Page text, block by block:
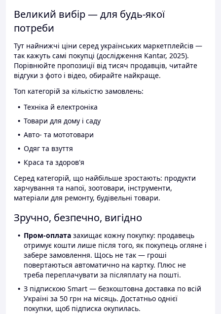
Великий вибір — для будь-якої
потреби
Тут найнижчі ціни серед українських маркетплейсів —
так кажуть самі покупці (дослідження Kantar, 2025).
Порівнюйте пропозиції від тисяч продавців, читайте
відгуки з фото і відео, обирайте найкраще.
Топ категорій за кількістю замовлень:
Техніка й електроніка
Товари для дому і саду
Авто- та мототовари
Одяг та взуття
Краса та здоров'я
Серед категорій, що найбільше зростають: продукти
харчування та напої, зоотовари, інструменти,
матеріали для ремонту, будівельні товари.
Зручно, безпечно, вигідно
Пром-оплата захищає кожну покупку: продавець
отримує кошти лише після того, як покупець огляне і
забере замовлення. Щось не так — гроші
повертаються автоматично на картку. Плюс не
треба переплачувати за післяплату на пошті.
З підпискою Smart — безкоштовна доставка по всій
Україні за 50 грн на місяць. Достатньо однієї
покупки, щоб підписка окупилась.